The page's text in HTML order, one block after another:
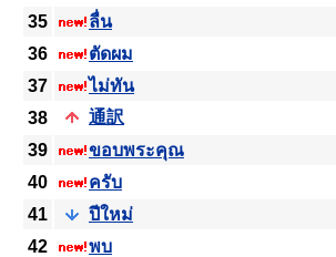
35
ลื่น
36
ตัดผม
37
ไม่ทัน
38
通訳
39
ขอบพระคุณ
40
ครับ
41
ปีใหม่
42
พบ